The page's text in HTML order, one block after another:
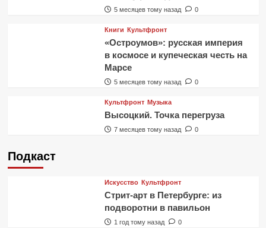
5 месяцев тому назад 0
Книги Культфронт
«Остроумов»: русская империя
в космосе и купеческая честь на
Марсе
5 месяцев тому назад 0
Культфронт Музыка
Высоцкий. Точка перегруза
7 месяцев тому назад 0
Подкаст
Искусство Культфронт
Стрит-арт в Петербурге: из
подворотни в павильон
1 год тому назад 0